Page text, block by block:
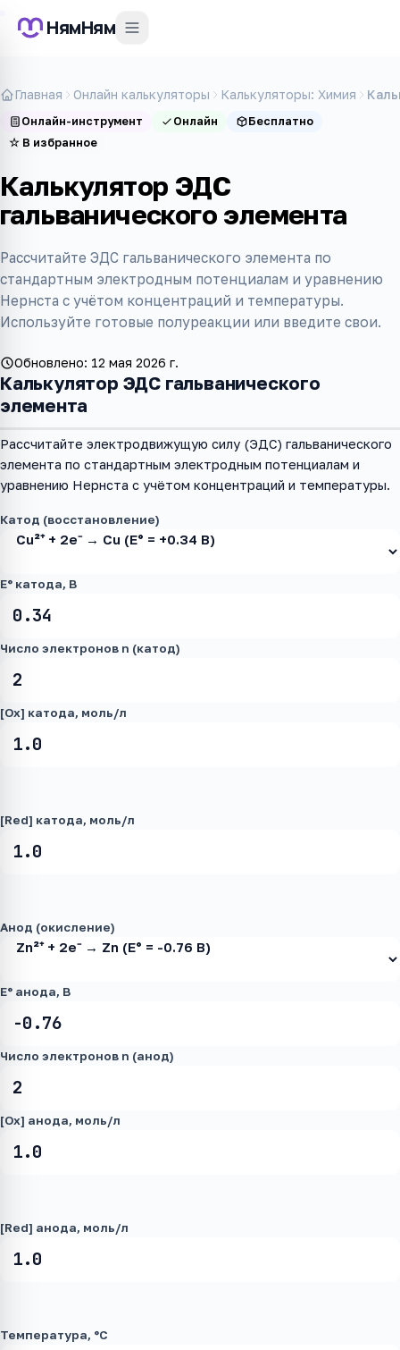
НямНям
Главная Онлайн калькуляторы Калькуляторы: Химия
Онлайн-инструмент Онлайн
Бесплатно
☆ В избранное
Калькулятор ЭДС
гальванического элемента
Рассчитайте ЭДС гальванического элемента по
стандартным электродным потенциалам и уравнению
Нернста с учётом концентраций и температуры.
Используйте готовые полуреакции или введите свои.
Обновлено: 12 мая 2026 г.
Калькулятор ЭДС гальванического
элемента
Рассчитайте электродвижущую силу (ЭДС) гальванического
элемента по стандартным электродным потенциалам и
уравнению Нернста с учётом концентраций и температуры.
Катод (восстановление)
E° катода, В
Число электронов n (катод)
[Ox] катода, моль/л
[Red] катода, моль/л
Анод (окисление)
E° анода, В
Число электронов n (анод)
[Ox] анода, моль/л
[Red] анода, моль/л
Температура, °C